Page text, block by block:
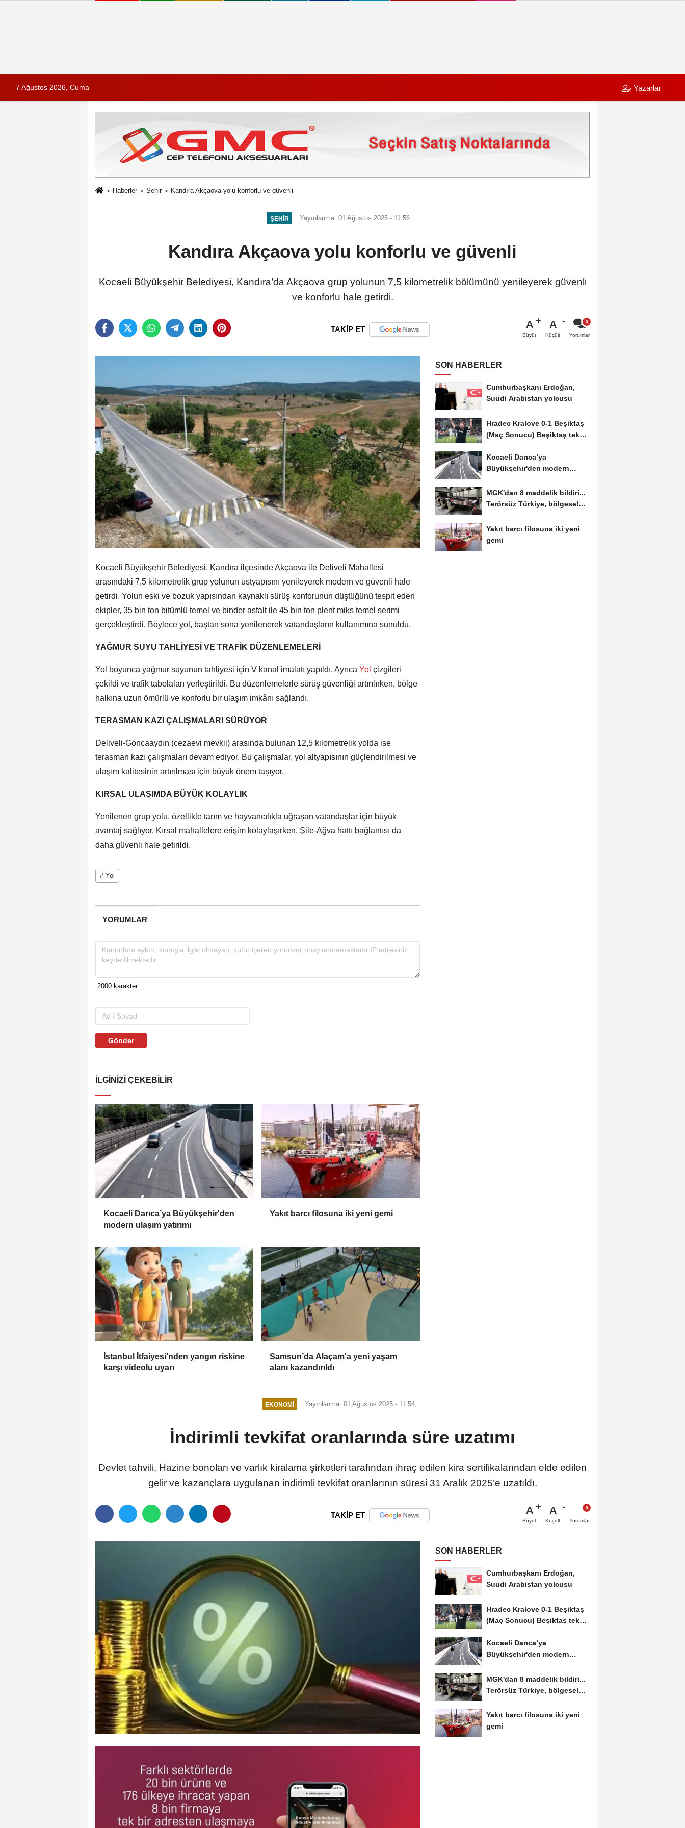
7 Ağustos 2026, Cuma Yazarlar
Haberler Şehir Kandıra Akçaova yolu konforlu ve güvenli
ŞEHIR Yayınlanma: 01 Ağustos 2025 - 11:56
Kandıra Akçaova yolu konforlu ve güvenli
Kocaeli Büyükşehir Belediyesi, Kandıra’da Akçaova grup yolunun 7,5 kilometrelik bölümünü yenileyerek güvenli
ve konforlu hale getirdi.
TAKİP ET A
Büyüt
A
Küçült Yorumlar
Kocaeli Büyükşehir Belediyesi, Kandıra ilçesinde Akçaova ile Deliveli Mahallesi
arasındaki 7,5 kilometrelik grup yolunun üstyapısını yenileyerek modern ve güvenli hale
getirdi. Yolun eski ve bozuk yapısından kaynaklı sürüş konforunun düştüğünü tespit eden
ekipler, 35 bin ton bitümlü temel ve binder asfalt ile 45 bin ton plent miks temel serimi
gerçekleştirdi. Böylece yol, baştan sona yenilenerek vatandaşların kullanımına sunuldu.
YAĞMUR SUYU TAHLİYESİ VE TRAFİK DÜZENLEMELERİ
Yol boyunca yağmur suyunun tahliyesi için V kanal imalatı yapıldı. Ayrıca Yol çizgileri
çekildi ve trafik tabelaları yerleştirildi. Bu düzenlemelerle sürüş güvenliği artırılırken, bölge
halkına uzun ömürlü ve konforlu bir ulaşım imkânı sağlandı.
TERASMAN KAZI ÇALIŞMALARI SÜRÜYOR
Deliveli-Goncaaydın (cezaevi mevkii) arasında bulunan 12,5 kilometrelik yolda ise
terasman kazı çalışmaları devam ediyor. Bu çalışmalar, yol altyapısının güçlendirilmesi ve
ulaşım kalitesinin artırılması için büyük önem taşıyor.
KIRSAL ULAŞIMDA BÜYÜK KOLAYLIK
Yenilenen grup yolu, özellikle tarım ve hayvancılıkla uğraşan vatandaşlar için büyük
avantaj sağlıyor. Kırsal mahallelere erişim kolaylaşırken, Şile-Ağva hattı bağlantısı da
daha güvenli hale getirildi.
# Yol
YORUMLAR
Gönder
İLGINIZI ÇEKEBILIR
Kocaeli Darıca’ya Büyükşehir'den
modern ulaşım yatırımı
Yakıt barcı filosuna iki yeni gemi
İstanbul İtfaiyesi’nden yangın riskine
karşı videolu uyarı
Samsun’da Alaçam'a yeni yaşam
alanı kazandırıldı
SON HABERLER
Cumhurbaşkanı Erdoğan,
Suudi Arabistan yolcusu
Hradec Kralove 0-1 Beşiktaş
(Maç Sonucu) Beşiktaş tek
Kocaeli Darıca’ya
Büyükşehir'den modern
MGK'dan 8 maddelik bildiri...
Terörsüz Türkiye, bölgesel
Yakıt barcı filosuna iki yeni
gemi
EKONOMI Yayınlanma: 01 Ağustos 2025 - 11:54
İndirimli tevkifat oranlarında süre uzatımı
Devlet tahvili, Hazine bonoları ve varlık kiralama şirketleri tarafından ihraç edilen kira sertifikalarından elde edilen
gelir ve kazançlara uygulanan indirimli tevkifat oranlarının süresi 31 Aralık 2025’e uzatıldı.
TAKİP ET A
Büyüt
A
Küçült Yorumlar
SON HABERLER
Cumhurbaşkanı Erdoğan,
Suudi Arabistan yolcusu
Hradec Kralove 0-1 Beşiktaş
(Maç Sonucu) Beşiktaş tek
Kocaeli Darıca’ya
Büyükşehir'den modern
MGK'dan 8 maddelik bildiri...
Terörsüz Türkiye, bölgesel
Yakıt barcı filosuna iki yeni
gemi